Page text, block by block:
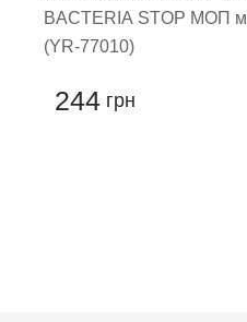
BACTERIA STOP МОП
(YR-77010)
244 грн